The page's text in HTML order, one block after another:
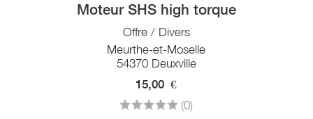
Moteur SHS high torque
Offre / Divers
Meurthe-et-Moselle
54370 Deuxville
15,00 €
(0)